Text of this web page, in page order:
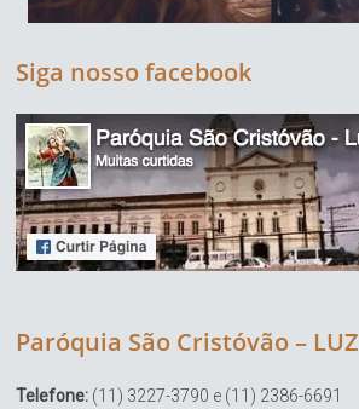
Siga nosso facebook
Paróquia São Cristóvão – LUZ
Telefone: (11) 3227-3790 e (11) 2386-6691